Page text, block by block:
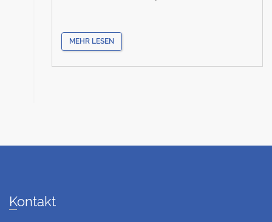
MEHR LESEN
Kontakt